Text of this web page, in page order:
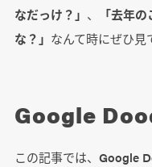
なだっけ？」 、
「去年
な？」 なんて時にぜひ見
Google
この記事では、Google